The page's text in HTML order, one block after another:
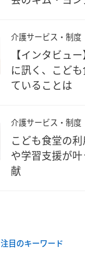
介護サービス・制度
【インタビュ
に訊く、こど
ていることは
介護サービス・制度
こども食堂の
や学習支援が
献
注目のキーワード